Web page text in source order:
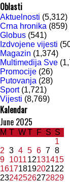
Oblasti
Aktuelnosti (5,312)
Crna hronika (859)
Globus (541)
Izdvojene vijesti
Magazin (1,374)
Multimedija Sve
Promocije (26)
Putovanja (28)
Sport(1,721)
Vijesti (8,769)
Kalendar
June 2025
M T WT F S S
1
2 3 4 5 6 7 8
9 101112131415
16171819202122
23242526272829